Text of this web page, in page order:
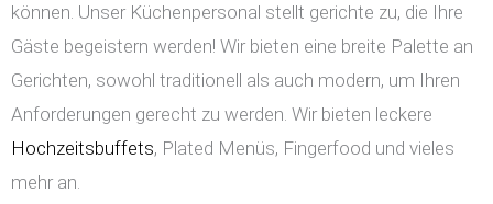
können. Unser Küchenpersonal stellt gerichte zu, die Ihre
Gäste begeistern werden! Wir bieten eine breite Palette an
Gerichten, sowohl traditionell als auch modern, um Ihren
Anforderungen gerecht zu werden. Wir bieten leckere
Hochzeitsbuffets, Plated Menüs, Fingerfood und vieles
mehr an.